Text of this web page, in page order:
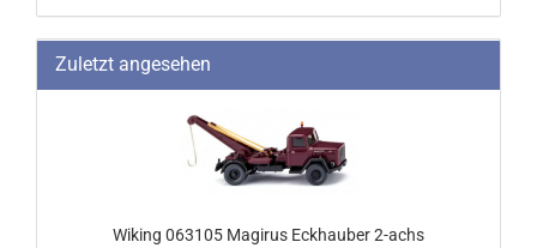
Zuletzt angesehen
Wiking 063105 Magirus Eckhauber 2-achs